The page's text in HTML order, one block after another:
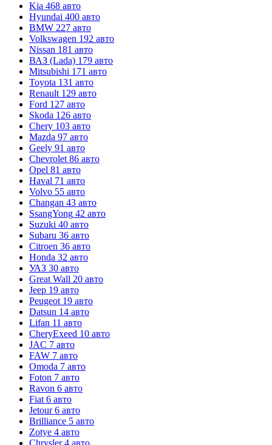
Kia 468 авто
Hyundai 400 авто
BMW 227 авто
Volkswagen 192 авто
Nissan 181 авто
ВАЗ (Lada) 179 авто
Mitsubishi 171 авто
Toyota 131 авто
Renault 129 авто
Ford 127 авто
Skoda 126 авто
Chery 103 авто
Mazda 97 авто
Geely 91 авто
Chevrolet 86 авто
Opel 81 авто
Haval 71 авто
Volvo 55 авто
Changan 43 авто
SsangYong 42 авто
Suzuki 40 авто
Subaru 36 авто
Citroen 36 авто
Honda 32 авто
УАЗ 30 авто
Great Wall 20 авто
Jeep 19 авто
Peugeot 19 авто
Datsun 14 авто
Lifan 11 авто
CheryExeed 10 авто
JAC 7 авто
FAW 7 авто
Omoda 7 авто
Foton 7 авто
Ravon 6 авто
Fiat 6 авто
Jetour 6 авто
Brilliance 5 авто
Zotye 4 авто